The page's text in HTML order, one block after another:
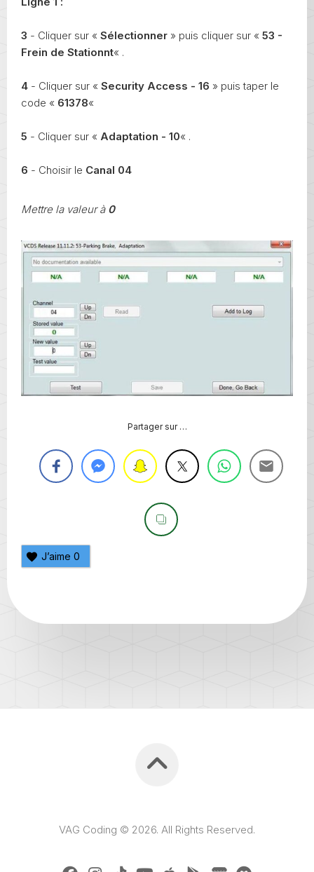
3 - Cliquer sur « Sélectionner » puis cliquer sur « 53 -
Frein de Stationnt« .
4 - Cliquer sur « Security Access - 16 » puis taper le
code « 61378«
5 - Cliquer sur « Adaptation - 10« .
6 - Choisir le Canal 04
Mettre la valeur à0
Partager sur …
J’aime 0
VAG Coding © 2026. All Rights Reserved.